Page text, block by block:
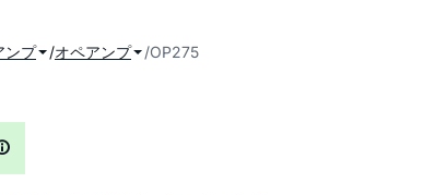
ンプ オペアンプ OP275